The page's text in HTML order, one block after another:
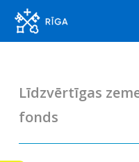
Līdzvērtīgas
fonds